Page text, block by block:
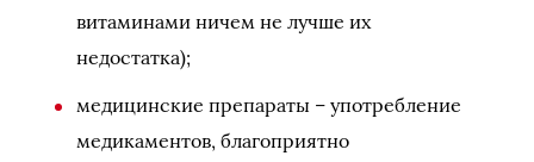
витаминами ничем не лучше их
недостатка);
медицинские препараты – употребление
медикаментов, благоприятно